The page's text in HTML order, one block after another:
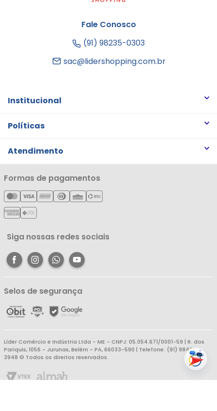
Fale Conosco
(91) 98235-0303
sac@lidershopping.com.br
Institucional
Quem somos
Notícias
Cartão Líderzan
Políticas
Trocas e Devoluções
Política de Privacidade
Política de Entrega
Política de Reembolso
Atendimento
Minha Conta
Meus Pedidos
Meus Favoritos
Central de Atendimento
Formas de pagamentos
Siga nossas redes sociais
Selos de segurança
Líder Comércio e Indústria Ltda - ME - CNPJ: 05.054.671/0001-59 | R. dos
Pariquis, 1056 - Jurunas, Belém - PA, 66033-590 | Telefone: (91) 98403-
3948 © Todos os direitos reservados.